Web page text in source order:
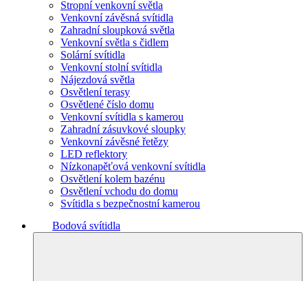
Stropní venkovní světla
Venkovní závěsná svítidla
Zahradní sloupková světla
Venkovní světla s čidlem
Solární svítidla
Venkovní stolní svítidla
Nájezdová světla
Osvětlení terasy
Osvětlené číslo domu
Venkovní svítidla s kamerou
Zahradní zásuvkové sloupky
Venkovní závěsné řetězy
LED reflektory
Nízkonapěťová venkovní svítidla
Osvětlení kolem bazénu
Osvětlení vchodu do domu
Svítidla s bezpečnostní kamerou
Bodová svítidla